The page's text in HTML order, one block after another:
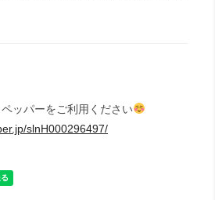
ッパーをご利用ください
slnH000296497/